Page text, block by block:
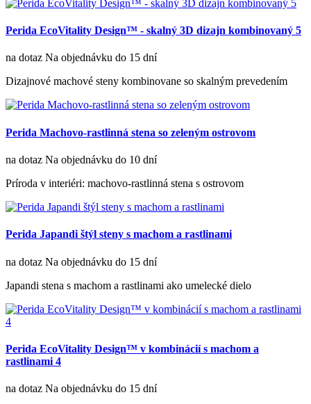
Perida EcoVitality Design™ - skalný 3D dizajn kombinovaný 5
na dotaz Na objednávku do 15 dní
Dizajnové machové steny kombinovane so skalným prevedením
Perida Machovo-rastlinná stena so zeleným ostrovom
na dotaz Na objednávku do 10 dní
Príroda v interiéri: machovo-rastlinná stena s ostrovom
Perida Japandi štýl steny s machom a rastlinami
na dotaz Na objednávku do 15 dní
Japandi stena s machom a rastlinami ako umelecké dielo
Perida EcoVitality Design™ v kombinácií s machom a
rastlinami 4
na dotaz Na objednávku do 15 dní